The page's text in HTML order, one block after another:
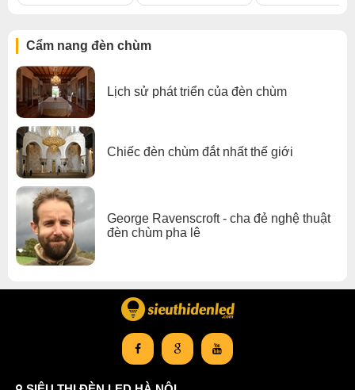
Cẩm nang đèn chùm
Lịch sử phát triển của đèn chùm
Chiếc đèn chùm đắt nhất thế giới
George Ravenscroft - cha đẻ nghệ thuật
đèn chùm pha lê